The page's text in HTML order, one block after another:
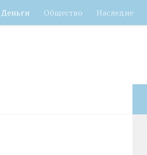
Деньги Общество Наследие